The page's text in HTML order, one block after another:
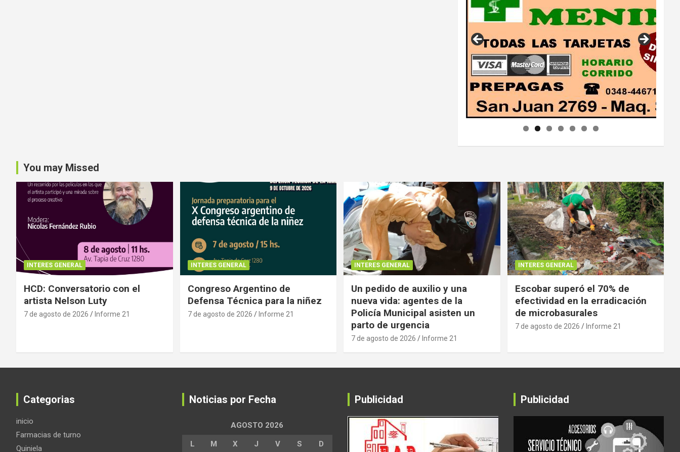
You may Missed
INTERES GENERAL
HCD: Conversatorio con el
artista Nelson Luty
7 de agosto de 2026 Informe 21
INTERES GENERAL
Congreso Argentino de
Defensa Técnica para la niñez
7 de agosto de 2026 Informe 21
INTERES GENERAL
Un pedido de auxilio y una
nueva vida: agentes de la
Policía Municipal asisten un
parto de urgencia
7 de agosto de 2026 Informe 21
INTERES GENERAL
Escobar superó el 70% de
efectividad en la erradicación
de microbasurales
7 de agosto de 2026 Informe 21
Categorias
inicio
Farmacias de turno
Quiniela
Noticias por Fecha
AGOSTO 2026
L M X J V S D
Publicidad Publicidad